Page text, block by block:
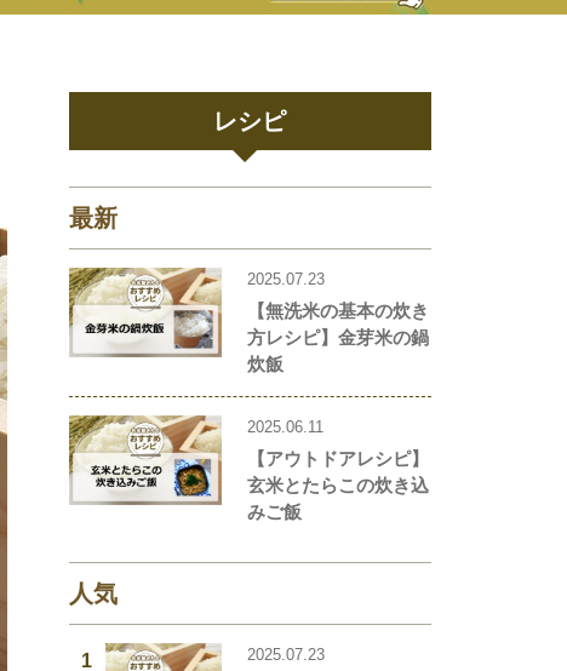
レシピ
最新
2025.07.23
【無洗米の基本の炊き
方レシピ】金芽米の鍋
炊飯
2025.06.11
【アウトドアレシピ】
玄米とたらこの炊き込
みご飯
人気
1 2025.07.23